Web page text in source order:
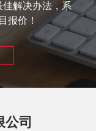
佳解决办法，系
报价！
司